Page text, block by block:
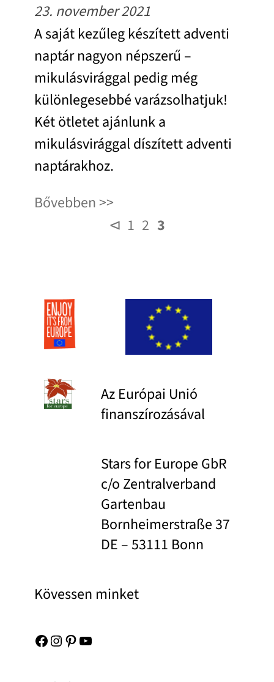
23. november 2021
A saját kezűleg készített adventi
naptár nagyon népszerű –
mikulásvirággal pedig még
különlegesebbé varázsolhatjuk!
Két ötletet ajánlunk a
mikulásvirággal díszített adventi
naptárakhoz.
Bővebben
⊲ 1 2 3
Az Európai Unió
finanszírozásával
Stars for Europe GbR
c/o Zentralverband
Gartenbau
Bornheimerstraße 37
DE – 53111 Bonn
Kövessen minket
Facebook Instagram Pinterest YouTube